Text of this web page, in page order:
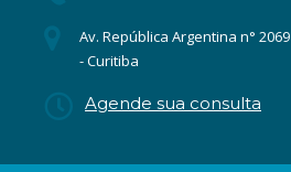
Av. República Argentina n°
- Curitiba
Agende sua consulta